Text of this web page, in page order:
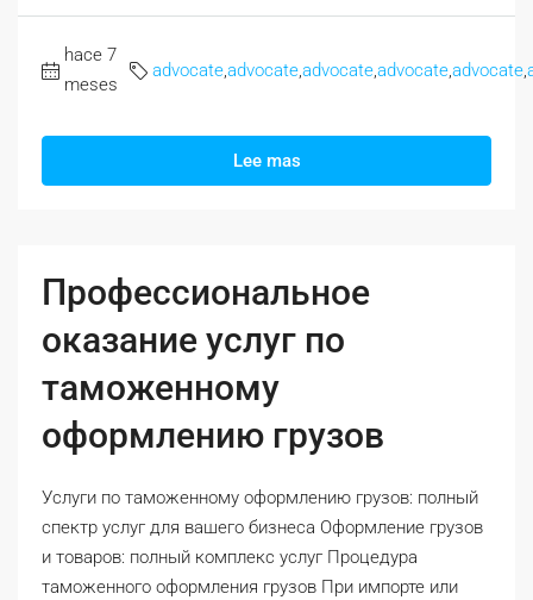
hace 7
meses
advocateadvocateadvocateadvocateadvocate
Lee mas
Профессиональное
оказание услуг по
таможенному
оформлению грузов
Услуги по таможенному оформлению грузов: полный
спектр услуг для вашего бизнеса Оформление грузов
и товаров: полный комплекс услуг Процедура
таможенного оформления грузов При импорте или